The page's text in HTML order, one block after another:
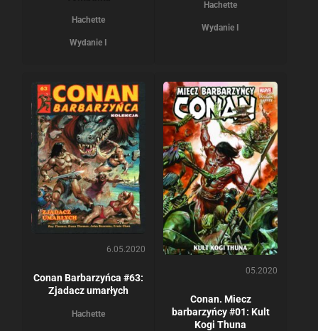
Hachette
Wydanie I
Hachette
Wydanie I
6.05.2020
Conan Barbarzyńca #63:
Zjadacz umarłych
Hachette
05.2020
Conan. Miecz
barbarzyńcy #01: Kult
Kogi Thuna